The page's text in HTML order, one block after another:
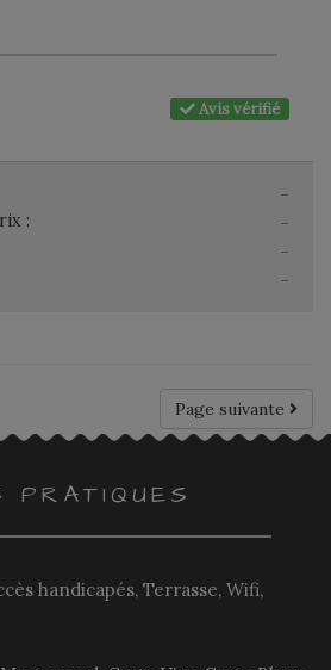
Avis vérifié
-
-
:
-
-
Page suivante
PRATIQUES
handicapés, Terrasse, Wifi,